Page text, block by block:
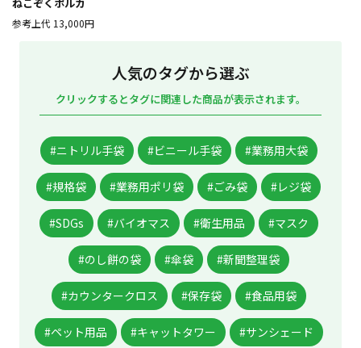
参考上代 13,000円
人気のタグから選ぶ
クリックするとタグに関連した商品が表示されます。
#ニトリル手袋 #ビニール手袋 #業務用大袋
#規格袋 #業務用ポリ袋 #ごみ袋 #レジ袋
#SDGs #バイオマス #衛生用品 #マスク
#のし餅の袋 #傘袋 #新聞整理袋
#カウンタークロス #保存袋 #食品用袋
#ペット用品 #キャットタワー #サンシェード